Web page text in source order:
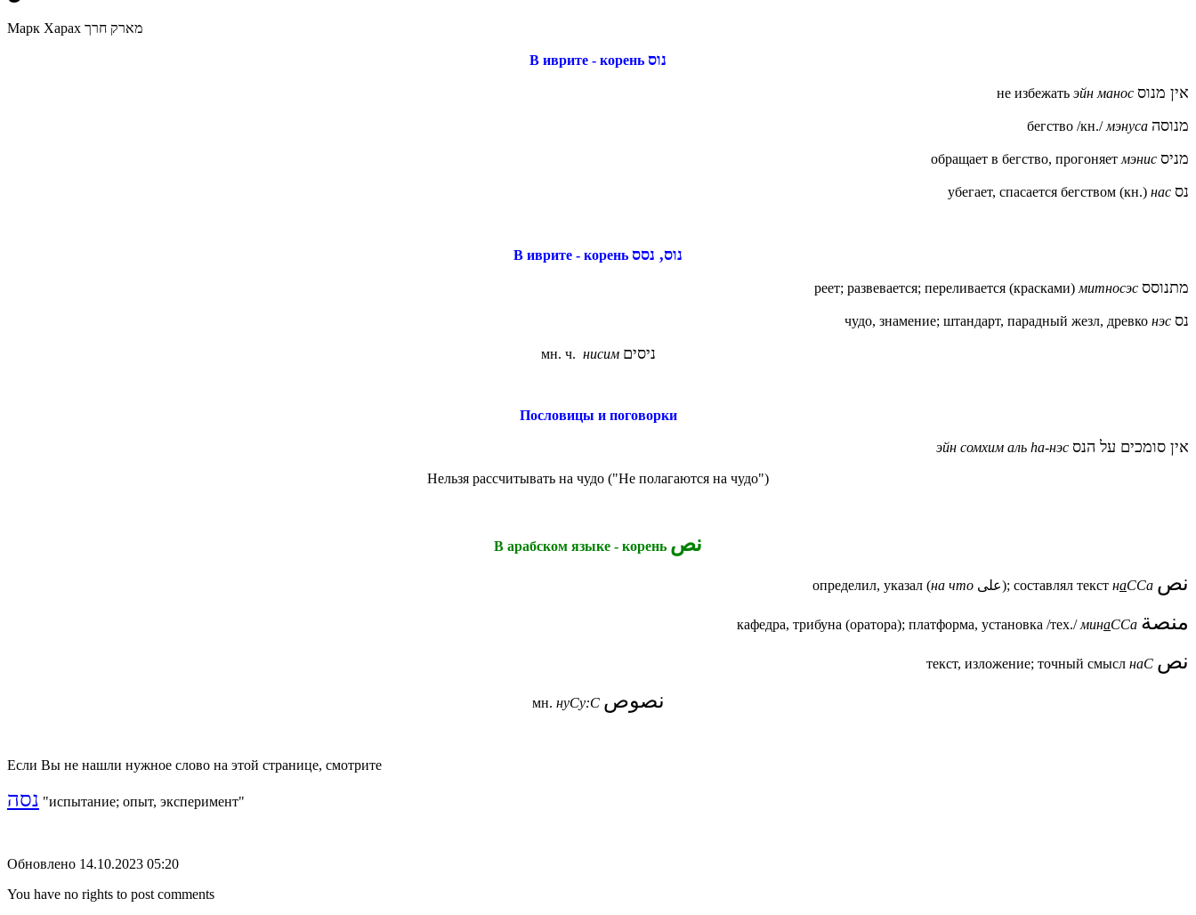
Марк Харах מארק חרך
В иврите - корень נוס
не избежать эйн манос אין מנוס
бегство /кн./ мэнуса מנוסה
обращает в бегство, прогоняет мэнис מניס
убегает, спасается бегством (кн.) нас נס
В иврите - корень נוס, נסס
реет; развевается; переливается (красками) митносэс מתנוסס
чудо, знамение; штандарт, парадный жезл, древко нэс נס
мн. ч. нисим ניסים
Пословицы и поговорки
эйн сомхим аль hа-нэс אין סומכים על הנס
Нельзя рассчитывать на чудо ("Не полагаются на чудо")
В арабском языке - корень نص
определил, указал (на что على); составлял текст наССа نص
кафедра, трибуна (оратора); платформа, установка /тех./ минаССа منصة
текст, изложение; точный смысл наС نص
мн. нуСу:С نصوص
Если Вы не нашли нужное слово на этой странице, смотрите
נסה "испытание; опыт, эксперимент"
Обновлено 14.10.2023 05:20
You have no rights to post comments